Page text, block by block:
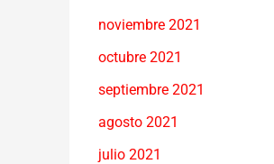
noviembre 2021
octubre 2021
septiembre 2021
agosto 2021
julio 2021